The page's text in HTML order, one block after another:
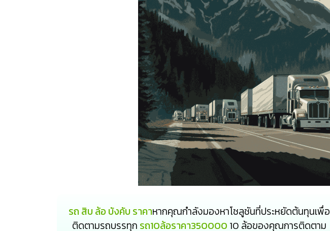
รถ สิบ ล้อ บังคับ ราคาหากคุณกำลังมองหาโซลูชันที่ประหยัดต้นทุนเพื่อ
ติดตามรถบรรทุก รถ10ล้อราคา350000 10 ล้อของคุณการติดตาม